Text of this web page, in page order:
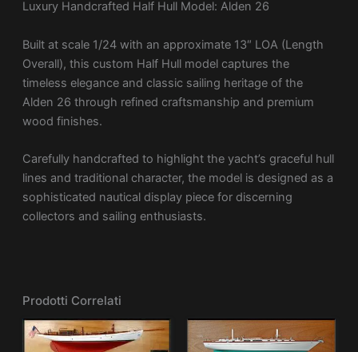
Luxury Handcrafted Half Hull Model: Alden 26
Built at scale 1/24 with an approximate 13″ LOA (Length
Overall), this custom Half Hull model captures the
timeless elegance and classic sailing heritage of the
Alden 26 through refined craftsmanship and premium
wood finishes.
Carefully handcrafted to highlight the yacht’s graceful hull
lines and traditional character, the model is designed as a
sophisticated nautical display piece for discerning
collectors and sailing enthusiasts.
Prodotti Correlati